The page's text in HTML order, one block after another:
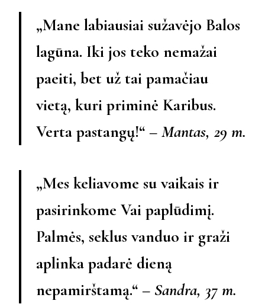
„Mane labiausiai sužavėjo Balos
lagūna. Iki jos teko nemažai
paeiti, bet už tai pamačiau
vietą, kuri priminė Karibus.
Verta pastangų!“ – Mantas, 29 m.
„Mes keliavome su vaikais ir
pasirinkome Vai paplūdimį.
Palmės, seklus vanduo ir graži
aplinka padarė dieną
nepamirštamą.“ – Sandra, 37 m.